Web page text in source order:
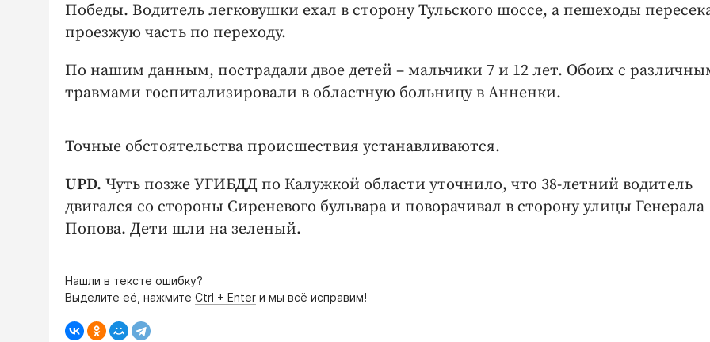
Победы. Водитель легковушки ехал в сторону Тульского шоссе, а пешеходы
проезжую часть по переходу.
По нашим данным, пострадали двое детей – мальчики 7 и 12 лет. Обоих с
травмами госпитализировали в областную больницу в Анненки.
Точные обстоятельства происшествия устанавливаются.
UPD. Чуть позже УГИБДД по Калужкой области уточнило, что 38-летний водитель
двигался со стороны Сиреневого бульвара и поворачивал в сторону улицы Генерала
Попова. Дети шли на зеленый.
Нашли в тексте ошибку?
Выделите её, нажмите Ctrl + Enter и мы всё исправим!